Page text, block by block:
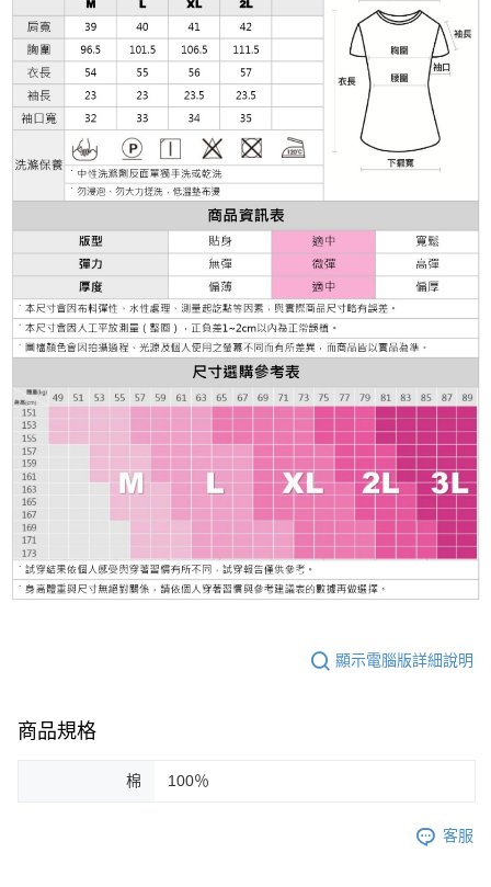
顯示電腦版詳細說明
商品規格
棉 100％
客服